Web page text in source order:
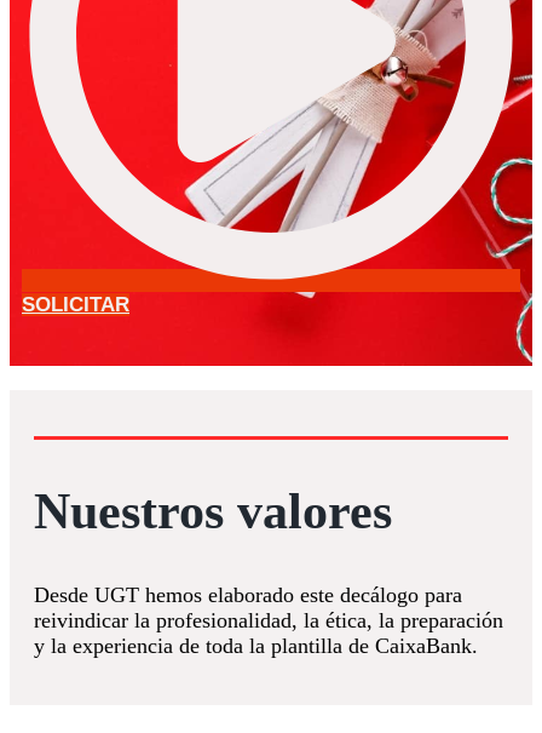
SOLICITAR
Nuestros valores
Desde UGT hemos elaborado este decálogo para
reivindicar la profesionalidad, la ética, la preparación
y la experiencia de toda la plantilla de CaixaBank.